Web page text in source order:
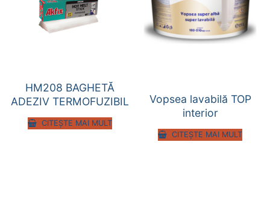
HM208 BAGHETĂ
ADEZIV TERMOFUZIBIL
CITEȘTE MAI MULT
Vopsea lavabilă TOP
interior
CITEȘTE MAI MULT